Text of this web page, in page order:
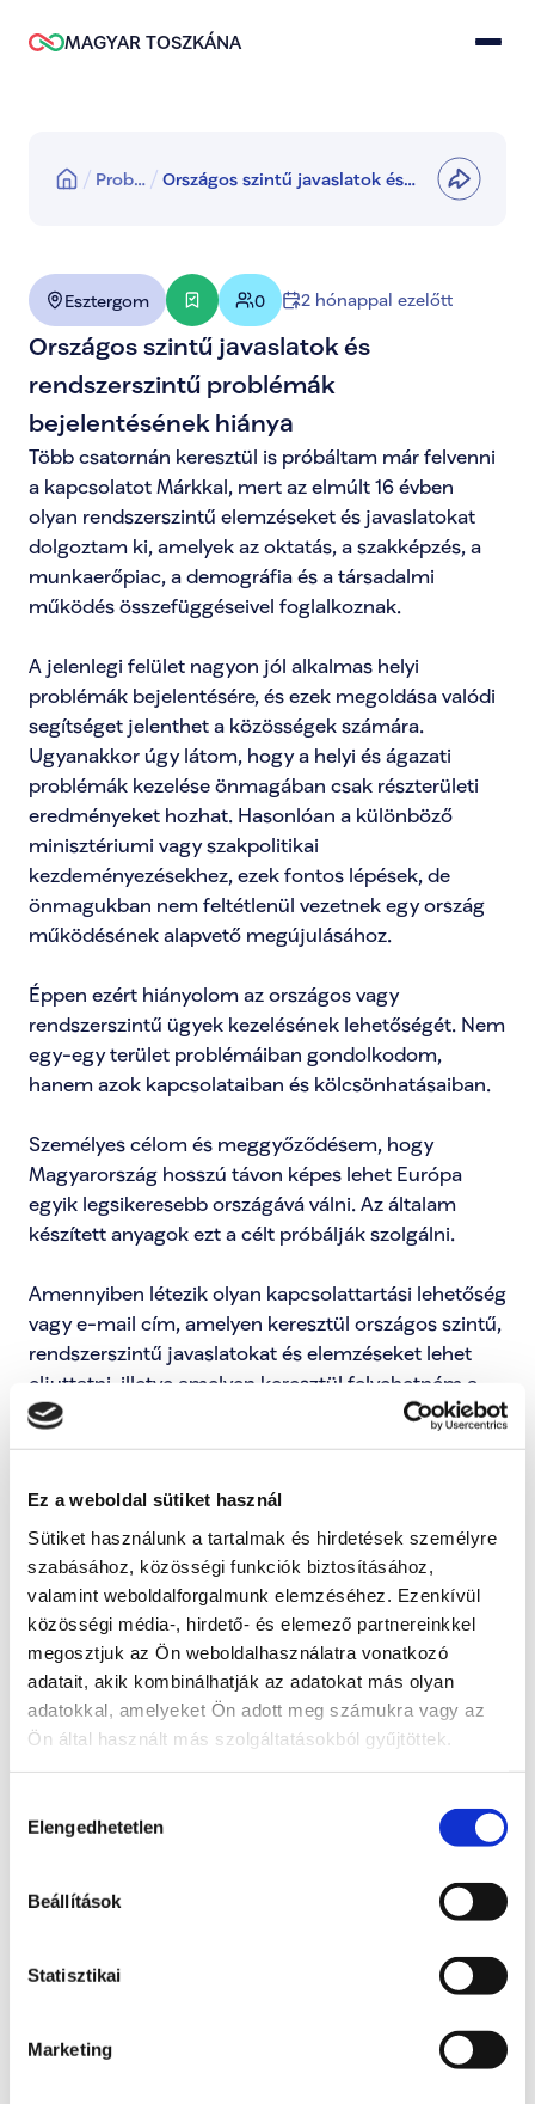
Ez a weboldal sütiket használ
Sütiket használunk a tartalmak és hirdetések személyre
szabásához, közösségi funkciók biztosításához,
valamint weboldalforgalmunk elemzéséhez. Ezenkívül
közösségi média-, hirdető- és elemező partnereinkkel
megosztjuk az Ön weboldalhasználatra vonatkozó
adatait, akik kombinálhatják az adatokat más olyan
adatokkal, amelyeket Ön adott meg számukra vagy az
Ön által használt más szolgáltatásokból gyűjtöttek.
kiválasztása
Elengedhetetlen
Beállítások
Statisztikai
Marketing
MAGYAR TOSZKÁNA
Prob…
Országos szintű javaslatok és
Esztergom 0 2 hónappal ezelőtt
Országos szintű javaslatok és
rendszerszintű problémák
bejelentésének hiánya
Több csatornán keresztül is próbáltam már felvenni
a kapcsolatot Márkkal, mert az elmúlt 16 évben
olyan rendszerszintű elemzéseket és javaslatokat
dolgoztam ki, amelyek az oktatás, a szakképzés, a
munkaerőpiac, a demográfia és a társadalmi
működés összefüggéseivel foglalkoznak.
A jelenlegi felület nagyon jól alkalmas helyi
problémák bejelentésére, és ezek megoldása valódi
segítséget jelenthet a közösségek számára.
Ugyanakkor úgy látom, hogy a helyi és ágazati
problémák kezelése önmagában csak részterületi
eredményeket hozhat. Hasonlóan a különböző
minisztériumi vagy szakpolitikai
kezdeményezésekhez, ezek fontos lépések, de
önmagukban nem feltétlenül vezetnek egy ország
működésének alapvető megújulásához.
Éppen ezért hiányolom az országos vagy
rendszerszintű ügyek kezelésének lehetőségét. Nem
egy-egy terület problémáiban gondolkodom,
hanem azok kapcsolataiban és kölcsönhatásaiban.
Személyes célom és meggyőződésem, hogy
Magyarország hosszú távon képes lehet Európa
egyik legsikeresebb országává válni. Az általam
készített anyagok ezt a célt próbálják szolgálni.
Amennyiben létezik olyan kapcsolattartási lehetőség
vagy e-mail cím, amelyen keresztül országos szintű,
rendszerszintű javaslatokat és elemzéseket lehet
eljuttatni, illetve amelyen keresztül felvehetném a
kapcsolatot Radnai Márkkal, azt megköszönném. Az
rendelkezésre bocsátom azokat, ha erre nyitottság
mutatkozik.
Bejelentői frissítések megnyitása
Kategóriák:
Engem is érint ez a probléma
Ezzel tudod jelezni, hogy ez a probléma rád is
A problémára adott válasz
Radnai Márk
Kormánybiztos